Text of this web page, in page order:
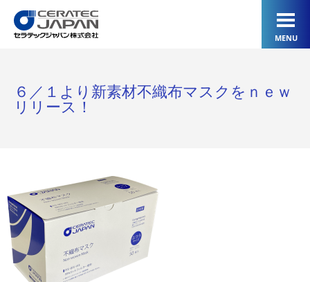
MENU
６／１より新素材不織布マスクをｎｅｗ
リリース！